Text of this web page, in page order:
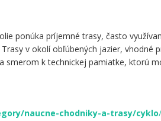
ponúka príjemné trasy, často
Trasy v okolí obľúbených jazier, vhodné
smerom k technickej pamiatke, ktorú
naucne-chodniky-a-trasy/cyklo/